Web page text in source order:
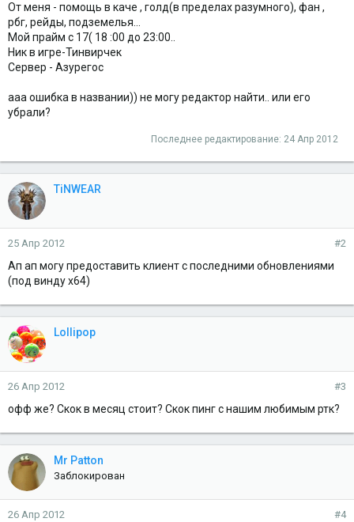
От меня - помощь в каче , голд(в пределах разумного), фан ,
рбг, рейды, подземелья...
Мой прайм с 17( 18 :00 до 23:00..
Ник в игре-Тинвирчек
Сервер - Азурегос
ааа ошибка в названии)) не могу редактор найти.. или его
убрали?
Последнее редактирование: 24 Апр 2012
TiNWEAR
25 Апр 2012 #2
Ап ап могу предоставить клиент с последними обновлениями
(под винду х64)
Lollipop
26 Апр 2012 #3
офф же? Скок в месяц стоит? Скок пинг с нашим любимым ртк?
Mr Patton
Заблокирован
26 Апр 2012 #4